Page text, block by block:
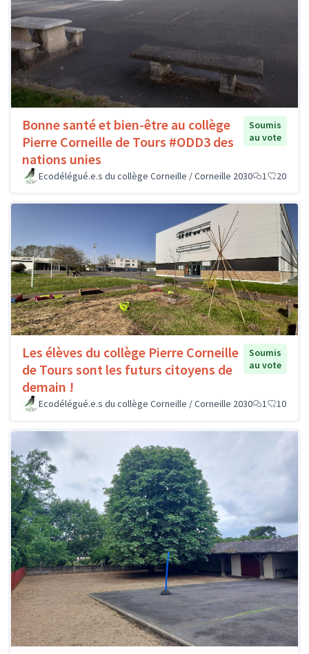
Bonne santé et bien-être au collège
Pierre Corneille de Tours #ODD3 des
nations unies
Soumis
au vote
Ecodélégué.e.s du collège Corneille / Corneille 2030 1 20
Les élèves du collège Pierre Corneille
de Tours sont les futurs citoyens de
demain !
Soumis
au vote
Ecodélégué.e.s du collège Corneille / Corneille 2030 1 10